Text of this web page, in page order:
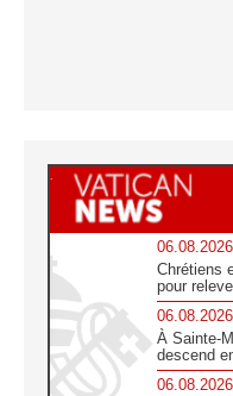
06.08.2026
Chrétiens
pour
06.08.2026
À Sainte-
descend
06.08.2026